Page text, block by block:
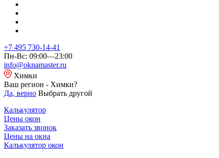
+7 495 730-14-41
Пн-Вс: 09:00—23:00
info@oknamaster.ru
Химки
Ваш регион - Химки?
Да, верно Выбрать другой
Калькулятор
Цены окон
Заказать звонок
Цены на окна
Калькулятор окон